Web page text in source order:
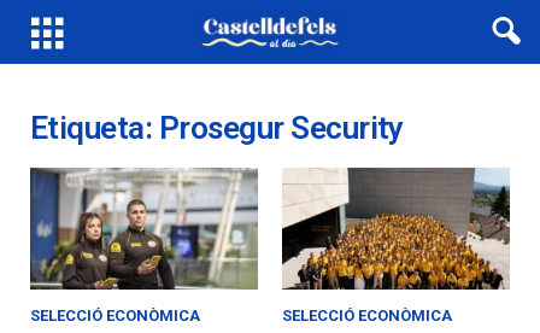
Etiqueta: Prosegur Security
SELECCIÓ ECONÒMICA SELECCIÓ ECONÒMICA